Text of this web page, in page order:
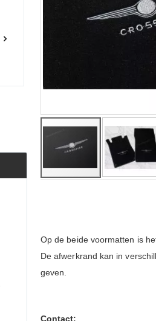
images
gallery
Op de beide voormatten is
De afwerkrand kan in
geven.
Contact: